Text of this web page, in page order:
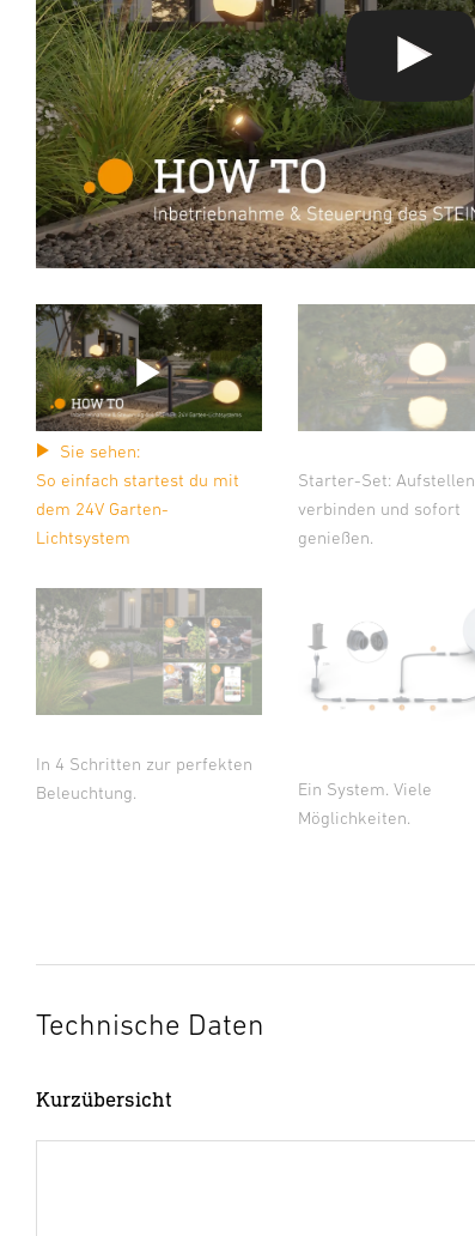
Sie sehen:
So einfach startest du mit
dem 24V Garten-
Lichtsystem
Starter-Set: Aufstellen,
verbinden und sofort
genießen.
In 4 Schritten zur perfekten
Beleuchtung.
Ein System. Viele
Möglichkeiten.
Technische Daten
Kurzübersicht